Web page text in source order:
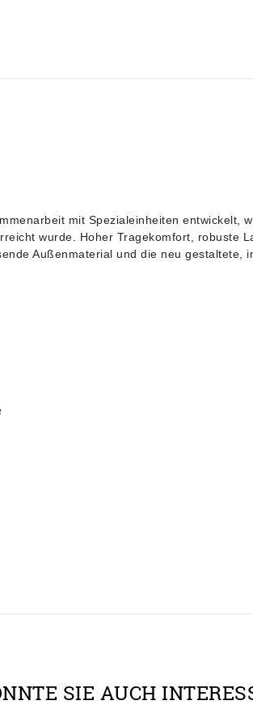
mit Spezialeinheiten entwickelt,
wurde. Hoher Tragekomfort, robuste
Außenmaterial und die neu gestaltete,
SIE AUCH